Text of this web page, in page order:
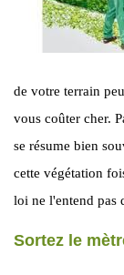
de votre terrain
vous coûter cher.
se résume bien
cette végétation
loi ne l'entend pas
Sortez le